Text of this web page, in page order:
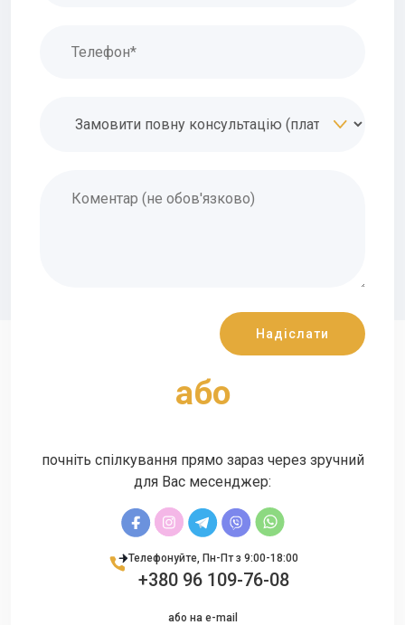
aбо
почніть спілкування прямо зараз через зручний
для Вас месенджер:
Телефонуйте, Пн-Пт з 9:00-18:00
+380 96 109-76-08
або на e-mail